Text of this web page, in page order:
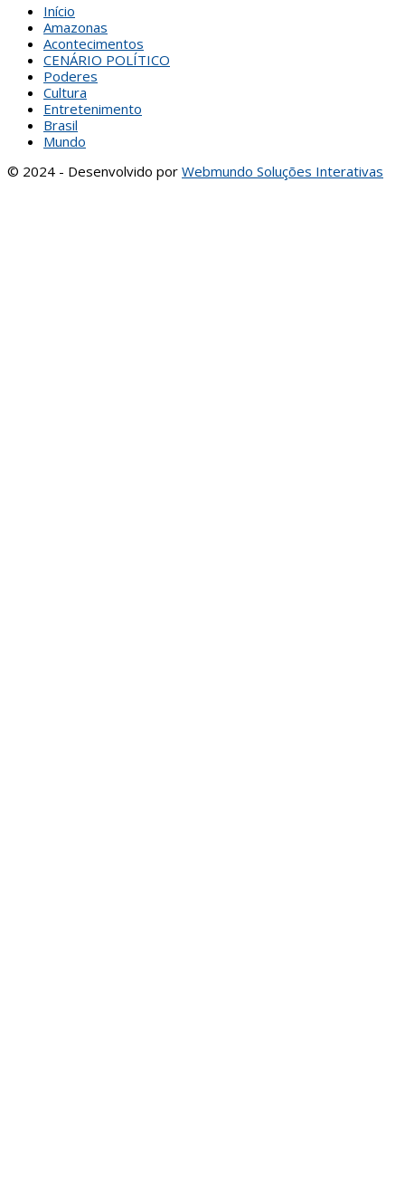
Início
Amazonas
Acontecimentos
CENÁRIO POLÍTICO
Poderes
Cultura
Entretenimento
Brasil
Mundo
© 2024 - Desenvolvido por Webmundo Soluções Interativas